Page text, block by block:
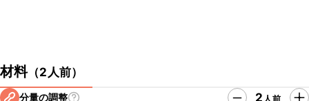
材料（2人前）
分量の調整 2 人前